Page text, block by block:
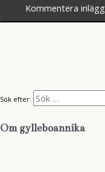
Sök efter:
Om gylleboannika